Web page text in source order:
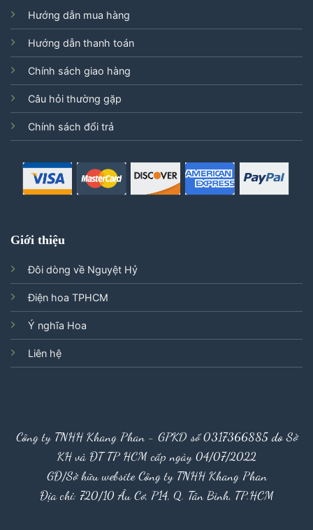
Hướng dẫn mua hàng
Hướng dẫn thanh toán
Chính sách giao hàng
Câu hỏi thường gặp
Chính sách đổi trả
Giới thiệu
Đôi dòng về Nguyệt Hỷ
Điện hoa TPHCM
Ý nghĩa Hoa
Liên hệ
Công ty TNHH Khang Phan - GPKD số 0317366885 do Sở
KH và ĐT TP HCM cấp ngày 04/07/2022
GĐ/Sở hữu website Công ty TNHH Khang Phan
Địa chỉ: 720/10 Âu Cơ, P14, Q. Tân Bình, TP.HCM